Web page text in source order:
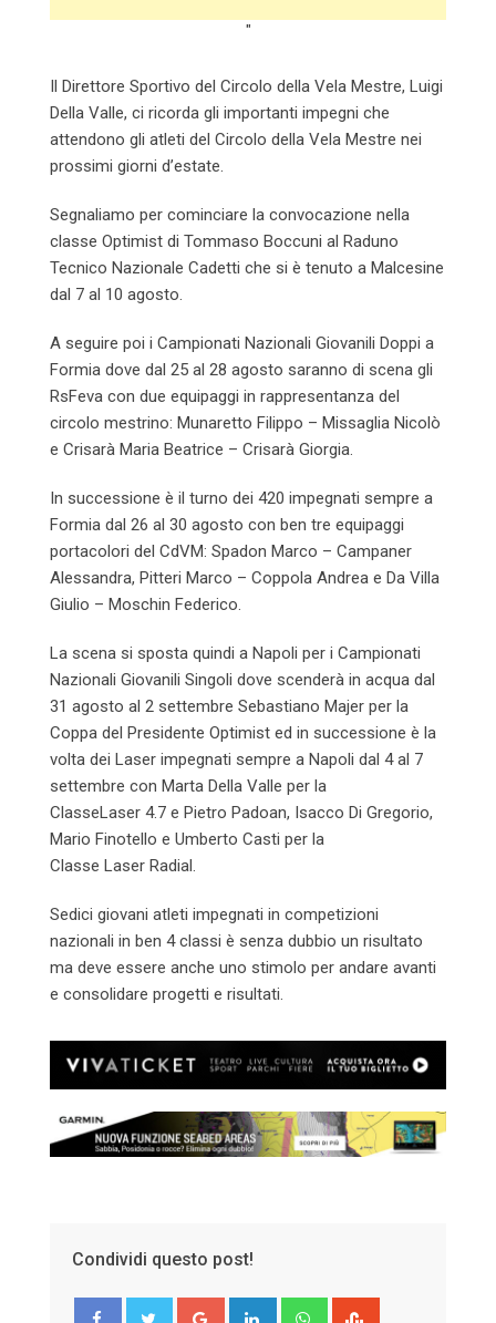
"
Il Direttore Sportivo del Circolo della Vela Mestre, Luigi
Della Valle, ci ricorda gli importanti impegni che
attendono gli atleti del Circolo della Vela Mestre nei
prossimi giorni d’estate.
Segnaliamo per cominciare la convocazione nella
classe Optimist di Tommaso Boccuni al Raduno
Tecnico Nazionale Cadetti che si è tenuto a Malcesine
dal 7 al 10 agosto.
A seguire poi i Campionati Nazionali Giovanili Doppi a
Formia dove dal 25 al 28 agosto saranno di scena gli
RsFeva con due equipaggi in rappresentanza del
circolo mestrino: Munaretto Filippo – Missaglia Nicolò
e Crisarà Maria Beatrice – Crisarà Giorgia.
In successione è il turno dei 420 impegnati sempre a
Formia dal 26 al 30 agosto con ben tre equipaggi
portacolori del CdVM: Spadon Marco – Campaner
Alessandra, Pitteri Marco – Coppola Andrea e Da Villa
Giulio – Moschin Federico.
La scena si sposta quindi a Napoli per i Campionati
Nazionali Giovanili Singoli dove scenderà in acqua dal
31 agosto al 2 settembre Sebastiano Majer per la
Coppa del Presidente Optimist ed in successione è la
volta dei Laser impegnati sempre a Napoli dal 4 al 7
settembre con Marta Della Valle per la
ClasseLaser 4.7 e Pietro Padoan, Isacco Di Gregorio,
Mario Finotello e Umberto Casti per la
Classe Laser Radial.
Sedici giovani atleti impegnati in competizioni
nazionali in ben 4 classi è senza dubbio un risultato
ma deve essere anche uno stimolo per andare avanti
e consolidare progetti e risultati.
Condividi questo post!
Google+ LinkedIn Whatsapp